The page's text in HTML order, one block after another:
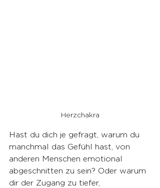
Herzchakra
Hast du dich je gefragt, warum du
manchmal das Gefühl hast, von
anderen Menschen emotional
abgeschnitten zu sein? Oder warum
dir der Zugang zu tiefer,